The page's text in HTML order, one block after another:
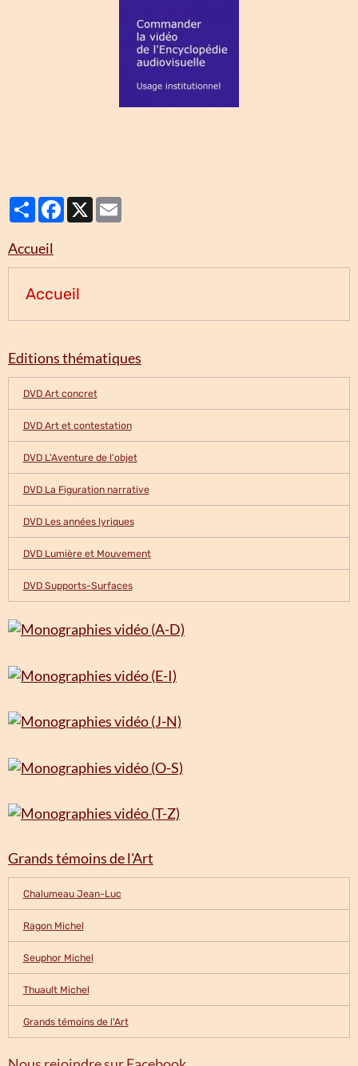
PartagerFacebook
Accueil
Accueil
Editions thématiques
DVD Art concret
DVD Art et contestation
DVD L'Aventure de l'objet
DVD La Figuration narrative
DVD Les années lyriques
DVD Lumière et Mouvement
DVD Supports-Surfaces
Grands témoins de l'Art
Chalumeau Jean-Luc
Ragon Michel
Seuphor Michel
Thuault Michel
Grands témoins de l'Art